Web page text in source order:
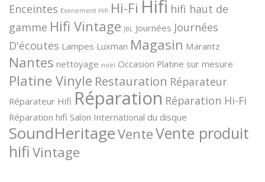
Enceintes Evenement Hifi Hi-Fi Hifi hifi haut de
gamme Hifi Vintage JBL Journées Journées
D'écoutes Lampes Luxman Magasin Marantz
Nantes nettoyage noël Occasion Platine sur mesure
Platine Vinyle Restauration Réparateur
Réparateur Hifi Réparation Réparation Hi-Fi
Réparation hifi Salon International du disque
SoundHeritageVenteVente produit
hifi Vintage